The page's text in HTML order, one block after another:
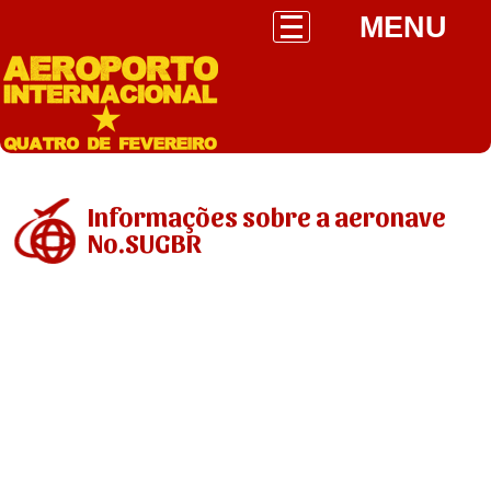
MENU
Informações sobre a aeronave
No.SUGBR